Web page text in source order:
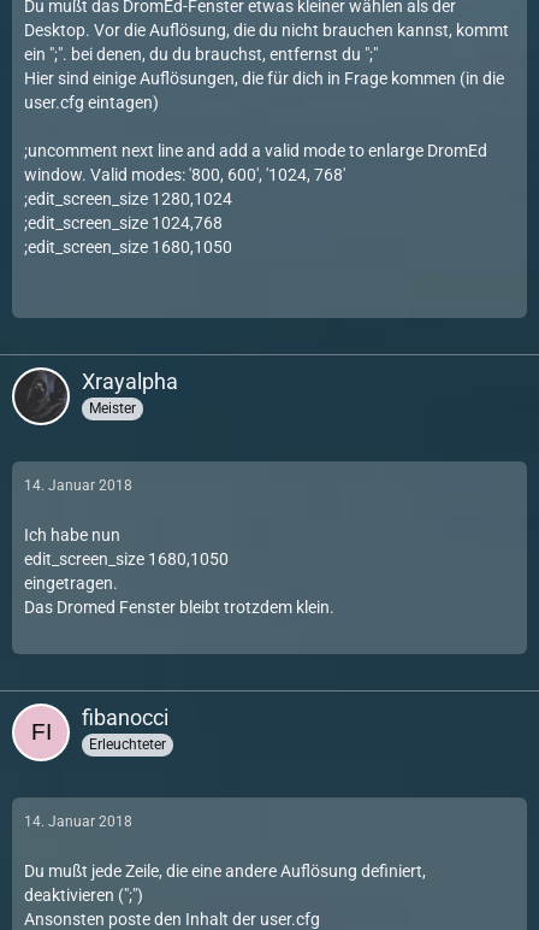
Du mußt das DromEd-Fenster etwas kleiner wählen als der
Desktop. Vor die Auflösung, die du nicht brauchen kannst, kommt
ein ";". bei denen, du du brauchst, entfernst du ";"
Hier sind einige Auflösungen, die für dich in Frage kommen (in die
user.cfg eintagen)
;uncomment next line and add a valid mode to enlarge DromEd
window. Valid modes: '800, 600', '1024, 768'
;edit_screen_size 1280,1024
;edit_screen_size 1024,768
;edit_screen_size 1680,1050
Xrayalpha
Meister
14. Januar 2018
Ich habe nun
edit_screen_size 1680,1050
eingetragen.
Das Dromed Fenster bleibt trotzdem klein.
fibanocci
Erleuchteter
14. Januar 2018
Du mußt jede Zeile, die eine andere Auflösung definiert,
deaktivieren (";")
Ansonsten poste den Inhalt der user.cfg